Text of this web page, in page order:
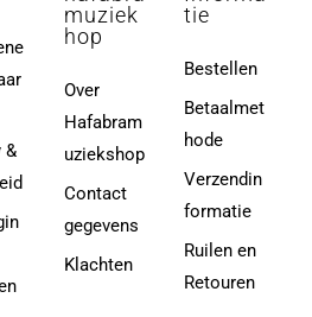
&
muziek
hop
Over
Hafabram
uziekshop
Contact
gegevens
Klachten
tie
Bestellen
Betaalmet
hode
Verzendin
formatie
Ruilen en
Retouren